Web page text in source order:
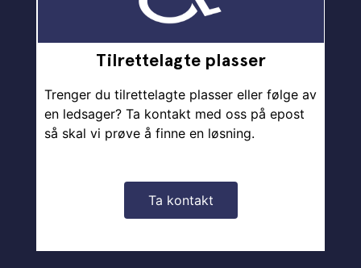
Tilrettelagte plasser
Trenger du tilrettelagte plasser eller følge av
en ledsager? Ta kontakt med oss på epost
så skal vi prøve å finne en løsning.
Ta kontakt